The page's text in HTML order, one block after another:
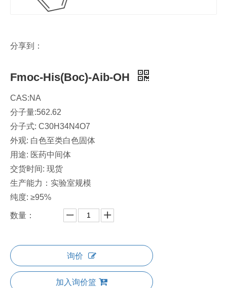
分享到：
Fmoc-His(Boc)-Aib-OH
CAS:NA
分子量:562.62
分子式: C30H34N4O7
外观: 白色至类白色固体
用途: 医药中间体
交货时间: 现货
生产能力：实验室规模
纯度: ≥95%
数量：
询价
加入询价篮